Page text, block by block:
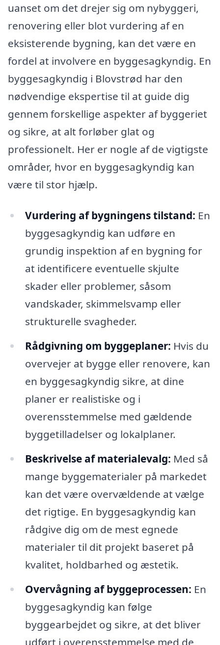
uanset om det drejer sig om nybyggeri,
renovering eller blot vurdering af en
eksisterende bygning, kan det være en
fordel at involvere en byggesagkyndig. En
byggesagkyndig i Blovstrød har den
nødvendige ekspertise til at guide dig
gennem forskellige aspekter af byggeriet
og sikre, at alt forløber glat og
professionelt. Her er nogle af de vigtigste
områder, hvor en byggesagkyndig kan
være til stor hjælp.
Vurdering af bygningens tilstand: En
byggesagkyndig kan udføre en
grundig inspektion af en bygning for
at identificere eventuelle skjulte
skader eller problemer, såsom
vandskader, skimmelsvamp eller
strukturelle svagheder.
Rådgivning om byggeplaner: Hvis du
overvejer at bygge eller renovere, kan
en byggesagkyndig sikre, at dine
planer er realistiske og i
overensstemmelse med gældende
byggetilladelser og lokalplaner.
Beskrivelse af materialevalg: Med så
mange byggematerialer på markedet
kan det være overvældende at vælge
det rigtige. En byggesagkyndig kan
rådgive dig om de mest egnede
materialer til dit projekt baseret på
kvalitet, holdbarhed og æstetik.
Overvågning af byggeprocessen: En
byggesagkyndig kan følge
byggearbejdet og sikre, at det bliver
udført i overensstemmelse med de